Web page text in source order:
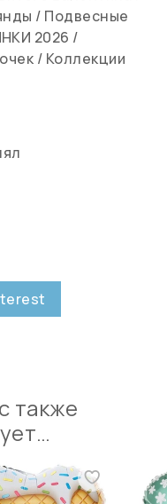
/ Подвесные
2026 /
/ Коллекции
также